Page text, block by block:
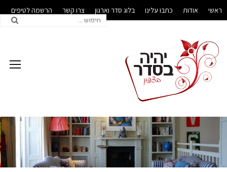
ראשי אודות כתבו עלינו בלוג סדר וארגון צרו קשר הרשמה לטיפים